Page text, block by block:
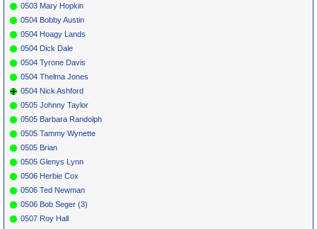
0503 Mary Hopkin
0504 Bobby Austin
0504 Hoagy Lands
0504 Dick Dale
0504 Tyrone Davis
0504 Thelma Jones
0504 Nick Ashford
0505 Johnny Taylor
0505 Barbara Randolph
0505 Tammy Wynette
0505 Brian
0505 Glenys Lynn
0506 Herbie Cox
0506 Ted Newman
0506 Bob Seger (3)
0507 Roy Hall